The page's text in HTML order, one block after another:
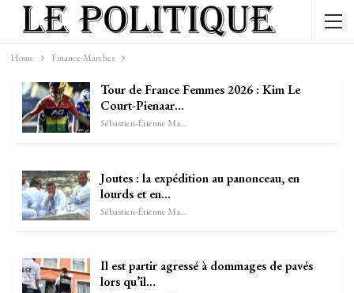
Home Finance-Marches
Tour de France Femmes 2026 : Kim Le
Court-Pienaar…
Sébastien-Étienne Marechal
Joutes : la expédition au panonceau, en
lourds et en…
Sébastien-Étienne Marechal
Il est partir agressé à dommages de pavés
lors qu’il…